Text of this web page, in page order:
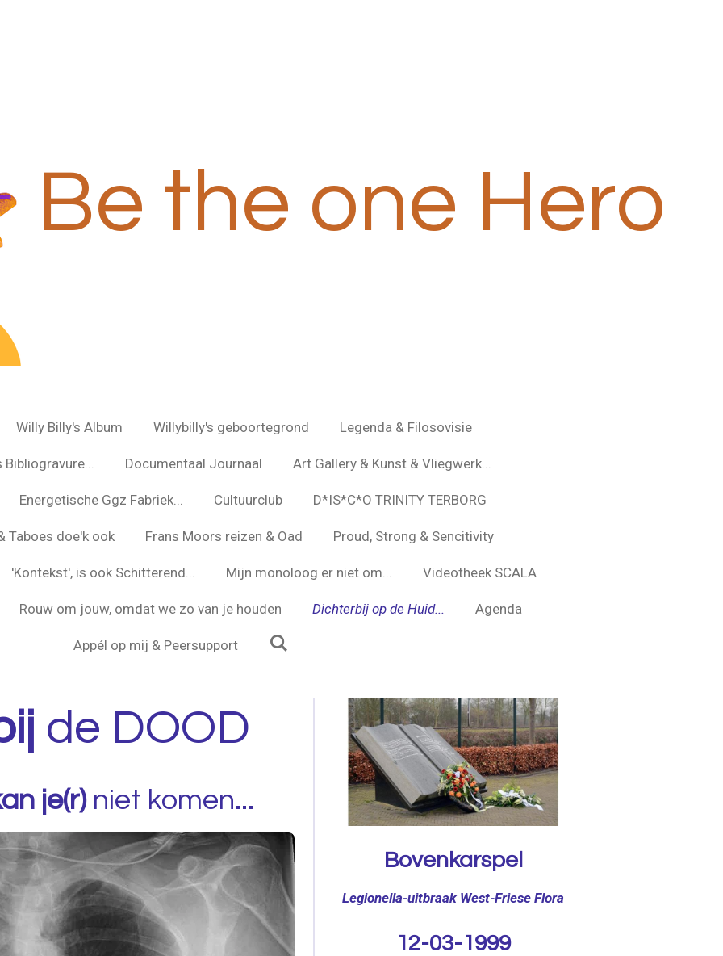
Be the one Hero
Willy Billy's Album Willybilly's geboortegrond Legenda & Filosovisie
Documentaal Journaal Art Gallery & Kunst & Vliegwerk...
Energetische Ggz Fabriek... Cultuurclub D*IS*C*O TRINITY TERBORG
Taboes doe'k ook Frans Moors reizen & Oad Proud, Strong & Sencitivity
'Kontekst', is ook Schitterend... Mijn monoloog er niet om... Videotheek SCALA
Rouw om jouw, omdat we zo van je houden Dichterbij op de Huid... Agenda
Appél op mij & Peersupport
de DOOD
je(r)niet komen...
Bovenkarspel
Legionella-uitbraak West-Friese Flora
12-03-1999